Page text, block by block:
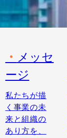
メッセ
ージ
私たちが描
く事業の未
来と組織の
あり方を、